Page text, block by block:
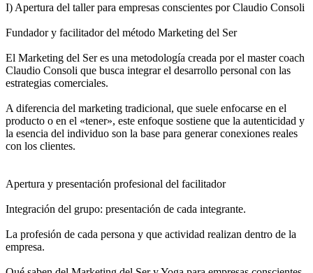
I) Apertura del taller para empresas conscientes por Claudio Consoli
Fundador y facilitador del método Marketing del Ser
El Marketing del Ser es una metodología creada por el master coach
Claudio Consoli que busca integrar el desarrollo personal con las
estrategias comerciales.
A diferencia del marketing tradicional, que suele enfocarse en el
producto o en el «tener», este enfoque sostiene que la autenticidad y
la esencia del individuo son la base para generar conexiones reales
con los clientes.
Apertura y presentación profesional del facilitador
Integración del grupo: presentación de cada integrante.
La profesión de cada persona y que actividad realizan dentro de la
empresa.